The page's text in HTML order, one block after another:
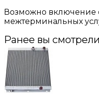
Возможно включение
межтерминальных
Ранее вы смотрели